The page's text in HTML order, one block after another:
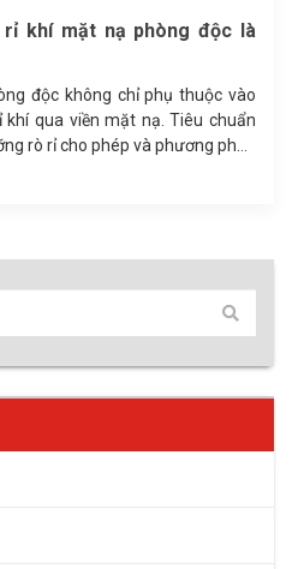
S104 sẵn kho số lượng
máy và đại lý
S104 sẵn kho số lượng lớn, đáp
lao động cho doanh nghiệp, nhà
dựng.